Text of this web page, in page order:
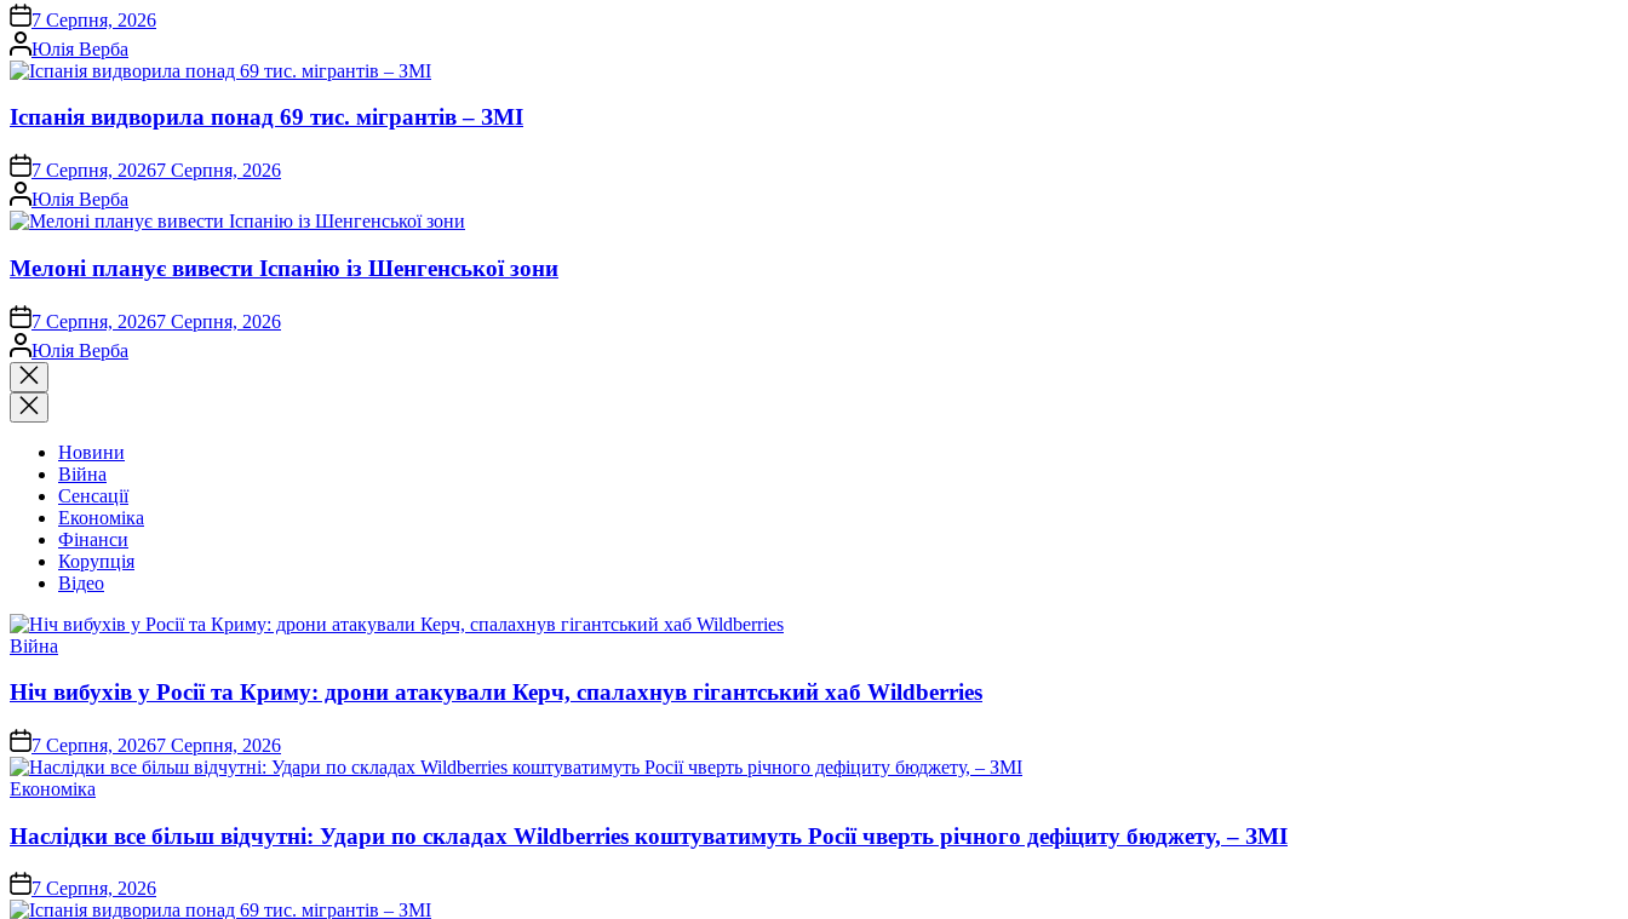
on 7 Серпня, 2026
Опубліковано
Юлія Верба
Іспанія видворила понад 69 тис. мігрантів – ЗМІ
on 7 Серпня, 20267 Серпня, 2026
Опубліковано
Юлія Верба
Мелоні планує вивести Іспанію із Шенгенської зони
on 7 Серпня, 20267 Серпня, 2026
Опубліковано
Юлія Верба
Закрити
пошук
Новини
Війна
Сенсації
Економіка
Фінанси
Корупція
Відео
Опублікувати
Війна
Ніч вибухів у Росії та Криму: дрони атакували Керч, спалахнув гігантський хаб Wildberries
on 7 Серпня, 20267 Серпня, 2026
Опублікувати
Економіка
Наслідки все більш відчутні: Удари по складах Wildberries коштуватимуть Росії чверть річного дефіциту бюджету, – ЗМІ
on 7 Серпня, 2026